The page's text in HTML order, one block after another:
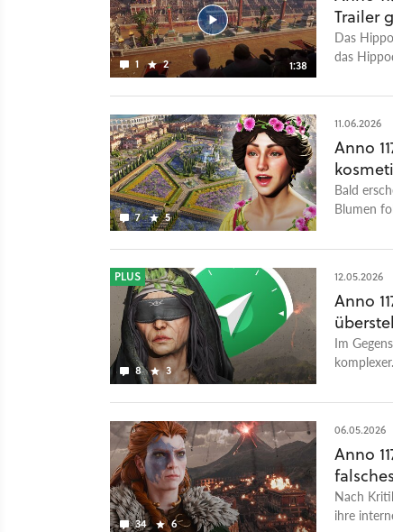
1 2 1:38
Trailer
Das
das
benötigt
7 5
11.06.2026
Anno
Bald
Blumen
8 3
PLUS 12.05.2026
Anno
Im
34 6
06.05.2026
Anno
Nach
ihre